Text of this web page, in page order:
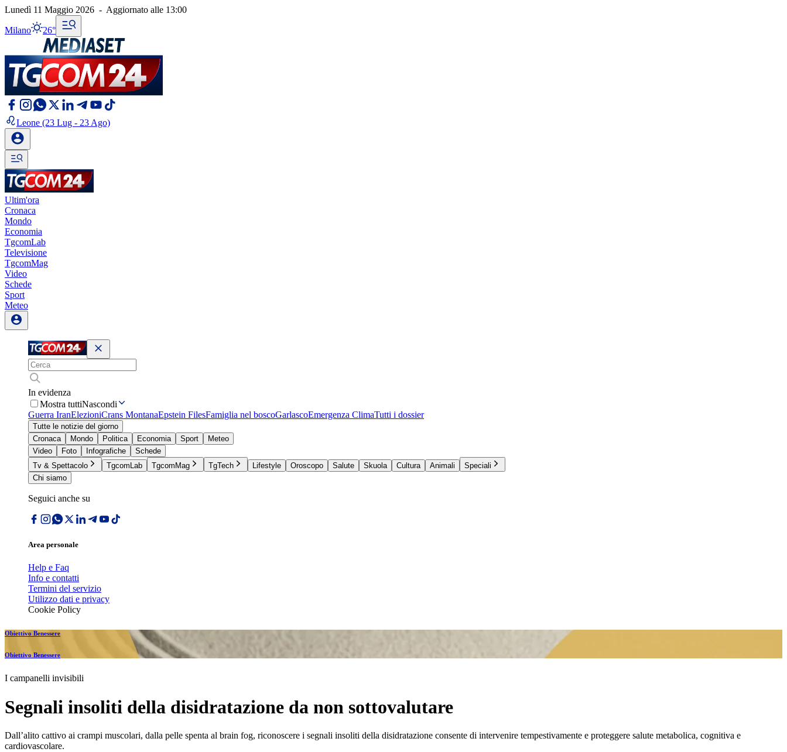
Lunedì 11 Maggio 2026 - Aggiornato alle 13:00
Milano 26°
Leone (23 Lug - 23 Ago)
Ultim'ora
Cronaca
Mondo
Economia
TgcomLab
Televisione
TgcomMag
Video
Schede
Sport
Meteo
In evidenza
Mostra tuttiNascondi
Guerra IranElezioniCrans MontanaEpstein FilesFamiglia nel boscoGarlascoEmergenza ClimaTutti i dossier
Tutte le notizie del giorno
Cronaca
Mondo Politica Economia Sport
Meteo
Video
Foto Infografiche
Schede
Tv & Spettacolo
TgcomLab TgcomMag TgTech Lifestyle Oroscopo Salute Skuola Cultura Animali
Speciali
Chi siamo
Seguici anche su
Area personale
Help e Faq
Info e contatti
Termini del servizio
Utilizzo dati e privacy
Cookie Policy
Obiettivo Benessere
Obiettivo Benessere
I campanelli invisibili
Segnali insoliti della disidratazione da non sottovalutare
Dall’alito cattivo ai crampi muscolari, dalla pelle spenta al brain fog, riconoscere i segnali insoliti della disidratazione consente di intervenire tempestivamente e proteggere salute metabolica, cognitiva e
cardiovascolare.